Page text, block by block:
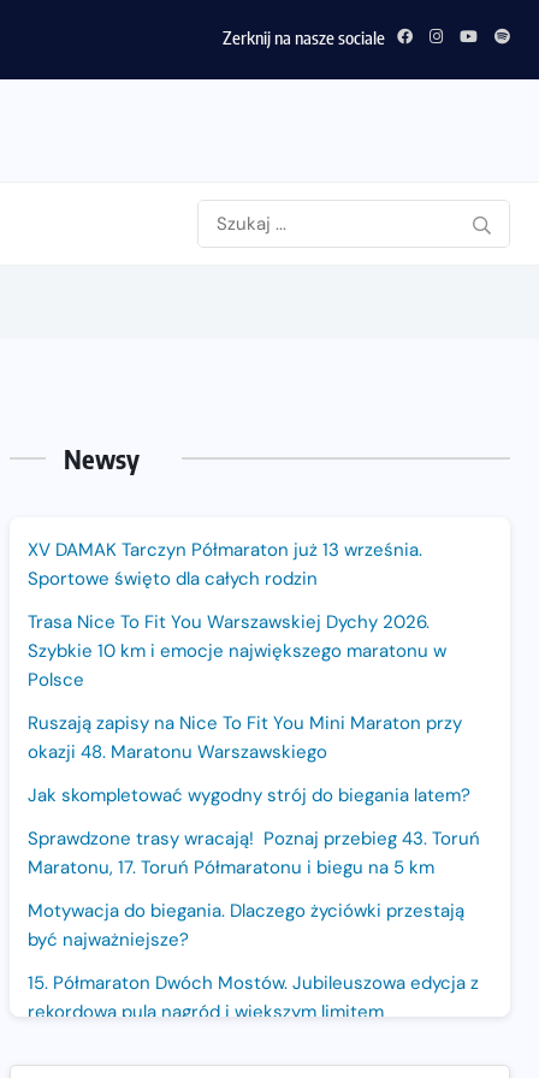
Zerknij na nasze sociale
Newsy
XV DAMAK Tarczyn Półmaraton już 13 września.
Sportowe święto dla całych rodzin
Trasa Nice To Fit You Warszawskiej Dychy 2026.
Szybkie 10 km i emocje największego maratonu w
Polsce
Ruszają zapisy na Nice To Fit You Mini Maraton przy
okazji 48. Maratonu Warszawskiego
Jak skompletować wygodny strój do biegania latem?
Sprawdzone trasy wracają! Poznaj przebieg 43. Toruń
Maratonu, 17. Toruń Półmaratonu i biegu na 5 km
Motywacja do biegania. Dlaczego życiówki przestają
być najważniejsze?
15. Półmaraton Dwóch Mostów. Jubileuszowa edycja z
rekordową pulą nagród i większym limitem